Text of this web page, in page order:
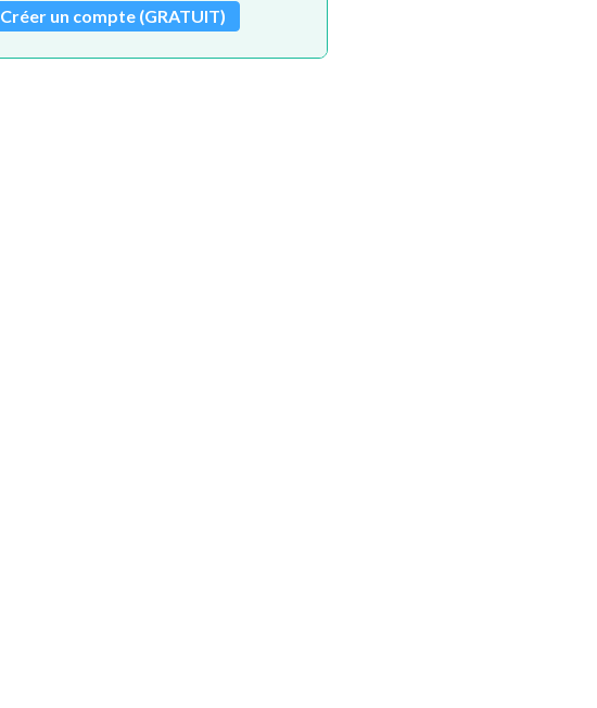
Créer un compte (GRATUIT)